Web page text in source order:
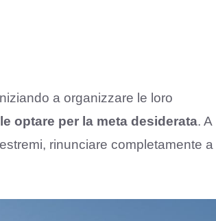
a organizzare le loro
optare per la meta desiderata. A
rinunciare completamente a